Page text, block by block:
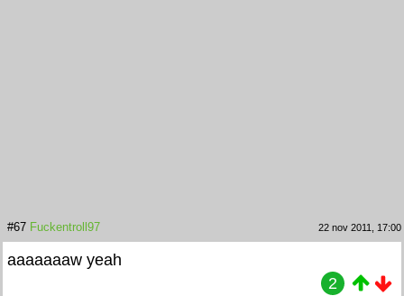
#67 Fuckentroll97 22 nov 2011, 17:00
aaaaaaaw yeah
2